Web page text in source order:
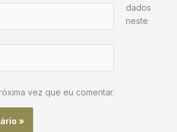
dados
neste
vez que eu comentar.